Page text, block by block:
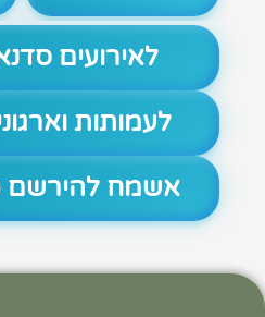
לאירועים
לעמותות
אשמח להירשם